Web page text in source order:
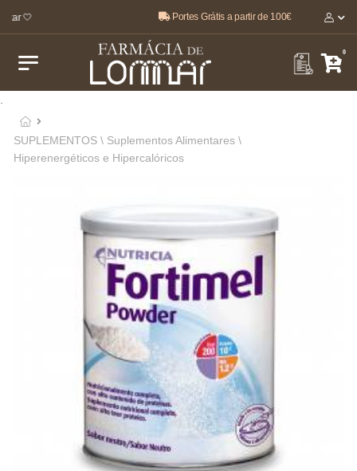
🤍 Portes Grátis a partir de 100€
0
SUPLEMENTOS \ Suplementos Alimentares \
Hiperenergéticos e Hipercalóricos